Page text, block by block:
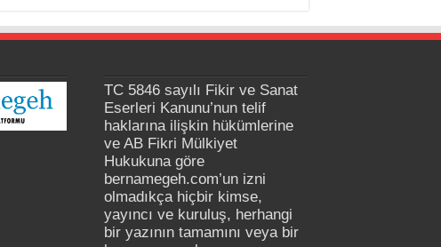
TC 5846 sayılı Fikir ve Sanat
Eserleri Kanunu’nun telif
haklarına ilişkin hükümlerine
ve AB Fikri Mülkiyet
Hukukuna göre
bernamegeh.com’un izni
olmadıkça hiçbir kimse,
yayıncı ve kuruluş, herhangi
bir yazının tamamını veya bir